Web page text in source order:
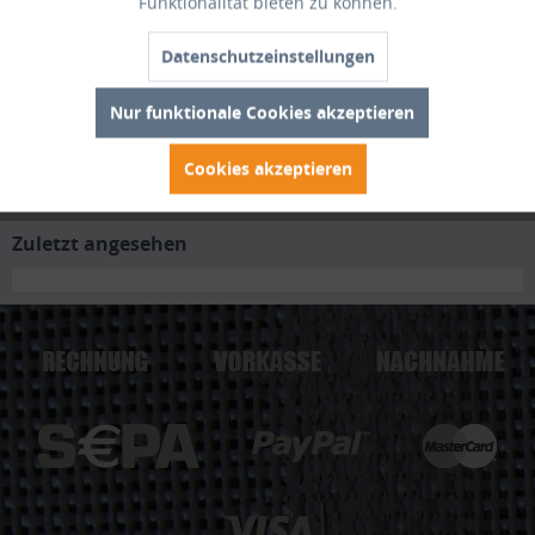
Bewertungen lesen, schreiben und diskutieren...
Trusted Shops Bewertungen
Zuletzt angesehen
Datenschutzeinstellungen
Nur funktionale Cookies akzeptieren
Cookies akzeptieren